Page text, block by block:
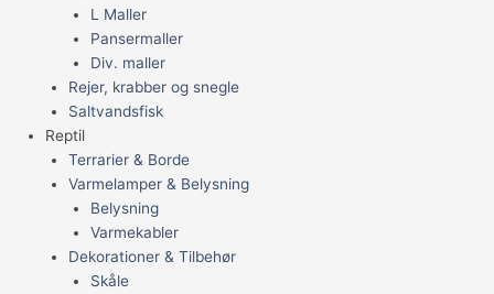
L Maller
Pansermaller
Div. maller
Rejer, krabber og snegle
Saltvandsfisk
Reptil
Terrarier & Borde
Varmelamper & Belysning
Belysning
Varmekabler
Dekorationer & Tilbehør
Skåle